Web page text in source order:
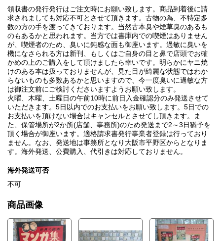
領収書の発行発行はご注文時にお願い致します。商品到着後に請
求されましても対応不可とさせて頂きます。古物の為、不特定多
数の方の手を渡ってきております。当然古本臭や煙草臭のあるも
のもあるかと思われます。当方では書庫内での喫煙はありません
が、喫煙者のため、臭いに鈍感な面も御座います。過敏に臭いを
機になさられる方は新刊、もしくはご自身の目と鼻で店頭でお確
かめの上のご購入をして頂けましたら幸いです。明らかにヤニ焼
けのある本は扱っておりませんが、見た目が綺麗な状態ではわか
らないものも多数あるかと思いますので、今一度臭いに過敏な方
は御注文前にご検討くださいますようお願い致します。
火曜、木曜、土曜日の午前10時に前日入金確認分のみ発送させて
いただきます。5日以内でのお支払いをお願い致します。5日での
お支払いを頂けない場合はキャンセルとさせてし頂きます。ま
た、保管場所が2か所(店舗、事務所)のため発送まで2～3日猶予を
頂く場合が御座います。適格請求書発行事業者登録は行っており
ません。なお、発送地は事務所となり大阪市平野区からとなりま
す。海外発送、公費購入、代引きは対応しておりません。
海外発送可否
不可
商品画像